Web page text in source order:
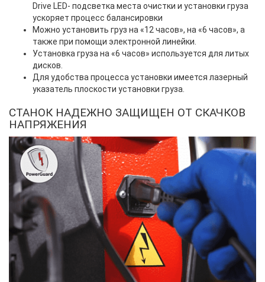
Drive LED- подсветка места очистки и установки груза
ускоряет процесс балансировки
Можно установить груз на «12 часов», на «6 часов», а
также при помощи электронной линейки.
Установка груза на «6 часов» используется для литых
дисков.
Для удобства процесса установки имеется лазерный
указатель плоскости установки груза.
СТАНОК НАДЕЖНО ЗАЩИЩЕН ОТ СКАЧКОВ
НАПРЯЖЕНИЯ